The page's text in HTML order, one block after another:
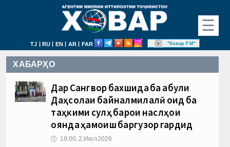
☰
TJ | RU | EN | AR | FAR "Ховар FM"
ХАБАРҲО
Дар Сангвор бахшида ба қабули
Даҳсолаи байналмилалӣ оид ба
таҳкими сулҳ барои наслҳои
оянда ҳамоиш баргузор гардид
🕔 19:00, 2.Июл 2026